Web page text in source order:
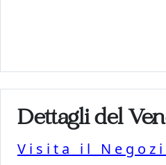
Dettagli del
Visita il